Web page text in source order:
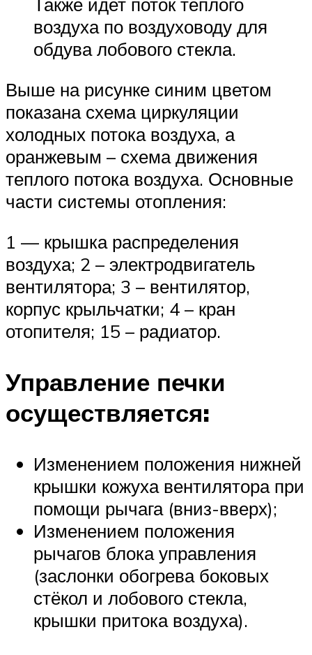
Также идет поток тёплого
воздуха по воздуховоду для
обдува лобового стекла.
Выше на рисунке синим цветом
показана схема циркуляции
холодных потока воздуха, а
оранжевым – схема движения
теплого потока воздуха. Основные
части системы отопления:
1 — крышка распределения
воздуха; 2 – электродвигатель
вентилятора; 3 – вентилятор,
корпус крыльчатки; 4 – кран
отопителя; 15 – радиатор.
Управление печки
осуществляется:
Изменением положения нижней
крышки кожуха вентилятора при
помощи рычага (вниз-вверх);
Изменением положения
рычагов блока управления
(заслонки обогрева боковых
стёкол и лобового стекла,
крышки притока воздуха).